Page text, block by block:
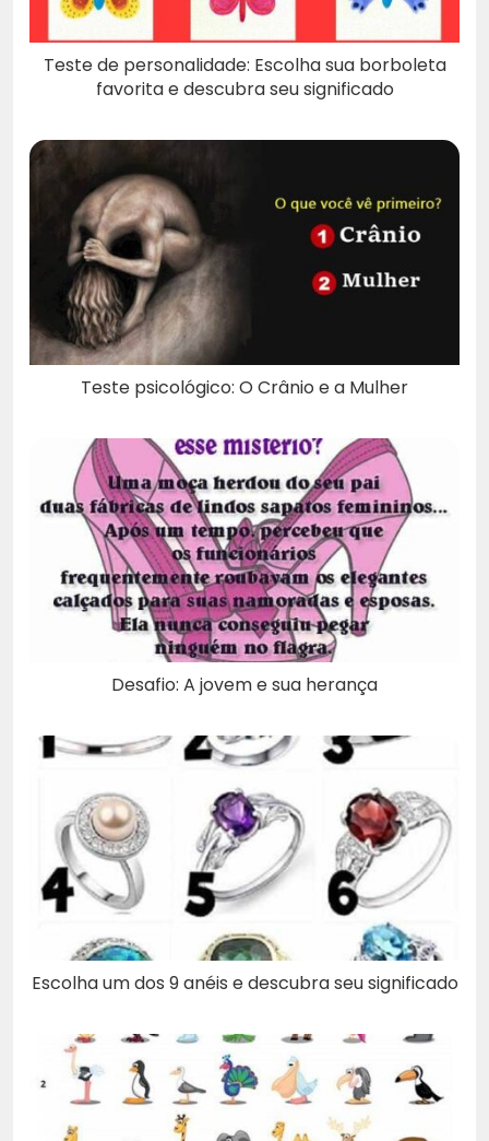
Teste de personalidade: Escolha sua borboleta
favorita e descubra seu significado
Teste psicológico: O Crânio e a Mulher
Desafio: A jovem e sua herança
Escolha um dos 9 anéis e descubra seu significado